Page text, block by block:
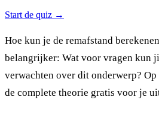
Start de quiz →
Hoe kun je de remafstand
belangrijker: Wat voor vragen kun
verwachten over dit onderwerp?
de complete theorie gratis voor je